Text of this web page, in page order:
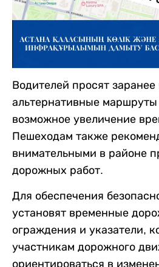
Водителей просят
альтернативные маршруты
возможное увеличение
Пешеходам также
внимательными в районе
дорожных работ.
Для обеспечения
установят временные
ограждения и указатели,
участникам дорожного
ориентироваться в